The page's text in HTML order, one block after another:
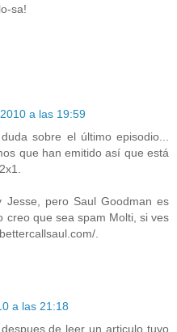
sa!
a las 19:59
sobre el último episodio...
que han emitido así que está
Jesse, pero Saul Goodman es
creo que sea spam Molti, si ves
.
a las 21:18
de leer un articulo tuyo